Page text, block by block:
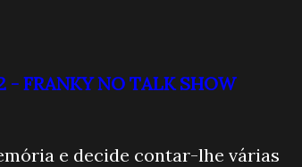
FRANKY NO TALK SHOW
e decide contar-lhe várias